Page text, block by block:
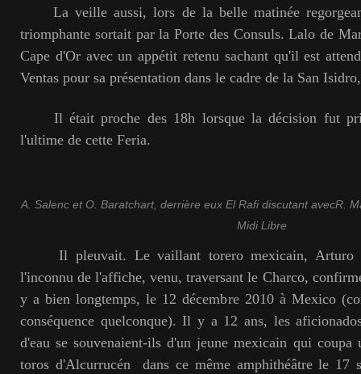
La veille aussi, lors de la belle matinée
triomphante sortait par la Porte des Consuls. Lalo de
Cape d'Or avec un appétit retenu sachant qu'il est
Ventas pour sa présentation dans le cadre de la San
Il était proche des 18h lorsque la décision fut
l'ultime de cette Feria.
A. Salenc et O. Baratchart, derrière eux El Rafi discutant avecR.
Midi Libre
Il pleuvait. Le vaillant torero mexicain, Arturo
l'inconnu de l'affiche, venu, traversant le Charco,
y a bien longtemps, le 12 décembre 2010 à Mexico
conséquence quelconque). Il y a 12 ans, les
d'eau se souvenaient-ils d'un jeune mexicain qui
toros d'Alcurrucén dans ce même amphithéâtre le 17